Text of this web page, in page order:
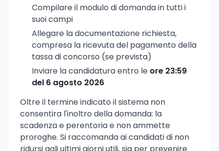
Compilare il modulo di domanda in tutti i
suoi campi
Allegare la documentazione richiesta,
compresa la ricevuta del pagamento della
tassa di concorso (se prevista)
Inviare la candidatura entro le ore 23:59
del 6 agosto 2026
Oltre il termine indicato il sistema non
consentira l'inoltro della domanda: la
scadenza e perentoria e non ammette
proroghe. Si raccomanda ai candidati di non
ridursi agli ultimi giorni utili, sia per prevenire